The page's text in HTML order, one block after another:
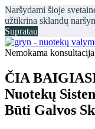
Naršydami šioje
užtikrina sklandų
Supratau
Nemokama
ČIA
Nuotekų
Būti Galvos